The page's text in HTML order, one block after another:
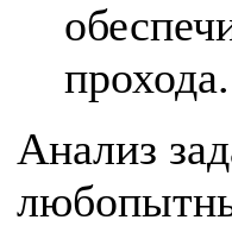
прохода.
Анализ